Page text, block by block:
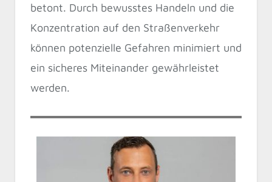
betont. Durch bewusstes Handeln und die
Konzentration auf den Straßenverkehr
können potenzielle Gefahren minimiert und
ein sicheres Miteinander gewährleistet
werden.